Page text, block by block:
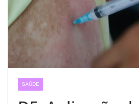
SAÚDE